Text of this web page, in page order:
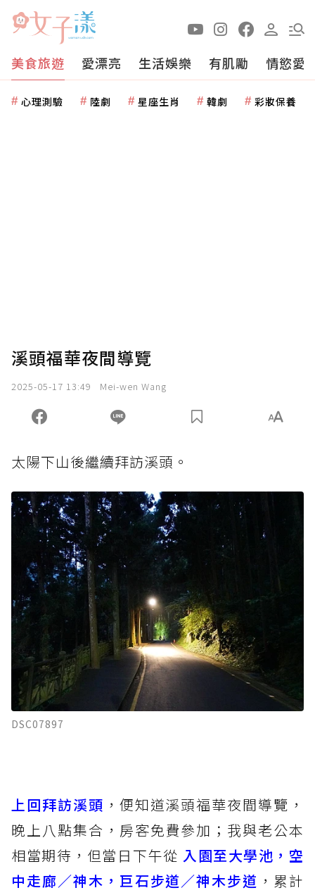
美食旅遊 愛漂亮 生活娛樂 有肌勵 情慾愛
心理測驗 陸劇 星座生肖 韓劇 彩妝保養
溪頭福華夜間導覽
2025-05-17 13:49 Mei-wen Wang
太陽下山後繼續拜訪溪頭。
DSC07897
上回拜訪溪頭 ，便知道溪頭福華夜間導覽，
晚上八點集合，房客免費參加；我與老公本
相當期待，但當日下午從 入園至大學池 ， 空
中走廊／神木 ， 巨石步道／神木步道 ，累計